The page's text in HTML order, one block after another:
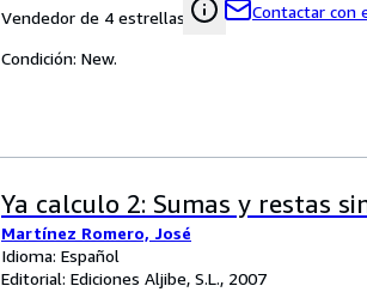
Vendedor de 4 estrellas
Contactar con
Condición: New.
Ya calculo 2: Sumas y restas
Martínez Romero, José
Idioma: Español
Editorial: Ediciones Aljibe, S.L., 2007